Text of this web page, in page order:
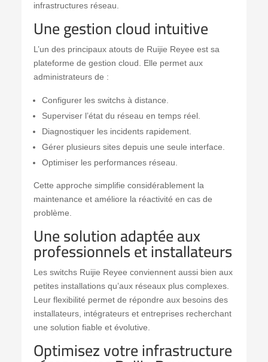
infrastructures réseau.
Une gestion cloud intuitive
L’un des principaux atouts de Ruijie Reyee est sa
plateforme de gestion cloud. Elle permet aux
administrateurs de :
Configurer les switchs à distance.
Superviser l’état du réseau en temps réel.
Diagnostiquer les incidents rapidement.
Gérer plusieurs sites depuis une seule interface.
Optimiser les performances réseau.
Cette approche simplifie considérablement la
maintenance et améliore la réactivité en cas de
problème.
Une solution adaptée aux
professionnels et installateurs
Les switchs Ruijie Reyee conviennent aussi bien aux
petites installations qu’aux réseaux plus complexes.
Leur flexibilité permet de répondre aux besoins des
installateurs, intégrateurs et entreprises recherchant
une solution fiable et évolutive.
Optimisez votre infrastructure